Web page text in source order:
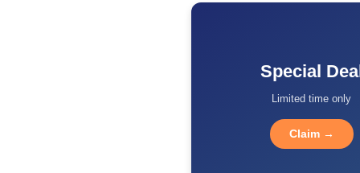
Special
Limited time only
Claim →